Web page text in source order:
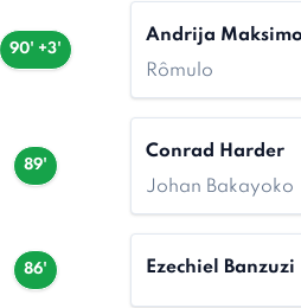
90' +3'
Andrija
Rômulo
89'
Conrad Harder
Johan Bakayoko
86' Ezechiel Banzuzi